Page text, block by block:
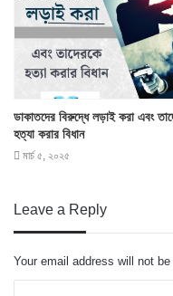
ডাকাতদের বিরুদ্ধে লড়াই করা এবং
হত্যা করার বিধান
মার্চ ৫, ২০২৫
Leave a Reply
Your email address will not be